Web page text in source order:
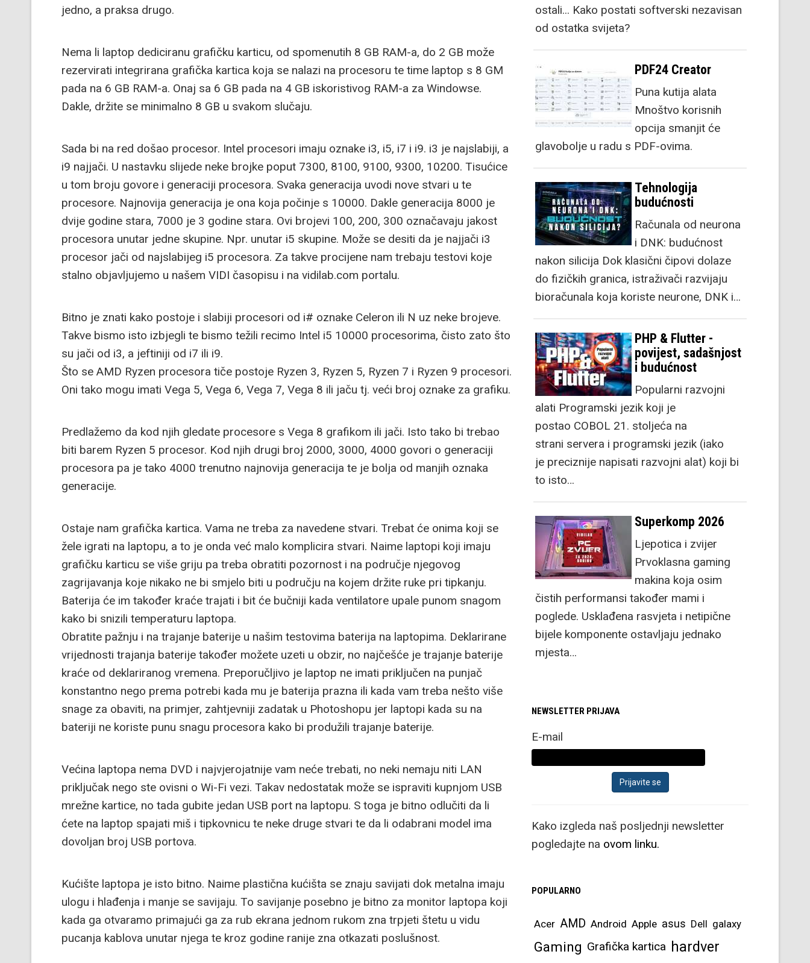
jedno, a praksa drugo.
Nema li laptop dediciranu grafičku karticu, od spomenutih 8 GB RAM-a, do 2 GB može
rezervirati integrirana grafička kartica koja se nalazi na procesoru te time laptop s 8 GM
pada na 6 GB RAM-a. Onaj sa 6 GB pada na 4 GB iskoristivog RAM-a za Windowse.
Dakle, držite se minimalno 8 GB u svakom slučaju.
Sada bi na red došao procesor. Intel procesori imaju oznake i3, i5, i7 i i9. i3 je najslabiji, a
i9 najjači. U nastavku slijede neke brojke poput 7300, 8100, 9100, 9300, 10200. Tisućice
u tom broju govore i generaciji procesora. Svaka generacija uvodi nove stvari u te
procesore. Najnovija generacija je ona koja počinje s 10000. Dakle generacija 8000 je
dvije godine stara, 7000 je 3 godine stara. Ovi brojevi 100, 200, 300 označavaju jakost
procesora unutar jedne skupine. Npr. unutar i5 skupine. Može se desiti da je najjači i3
procesor jači od najslabijeg i5 procesora. Za takve procijene nam trebaju testovi koje
stalno objavljujemo u našem VIDI časopisu i na vidilab.com portalu.
Bitno je znati kako postoje i slabiji procesori od i# oznake Celeron ili N uz neke brojeve.
Takve bismo isto izbjegli te bismo težili recimo Intel i5 10000 procesorima, čisto zato što
su jači od i3, a jeftiniji od i7 ili i9.
Što se AMD Ryzen procesora tiče postoje Ryzen 3, Ryzen 5, Ryzen 7 i Ryzen 9 procesori.
Oni tako mogu imati Vega 5, Vega 6, Vega 7, Vega 8 ili jaču tj. veći broj oznake za grafiku.
Predlažemo da kod njih gledate procesore s Vega 8 grafikom ili jači. Isto tako bi trebao
biti barem Ryzen 5 procesor. Kod njih drugi broj 2000, 3000, 4000 govori o generaciji
procesora pa je tako 4000 trenutno najnovija generacija te je bolja od manjih oznaka
generacije.
Ostaje nam grafička kartica. Vama ne treba za navedene stvari. Trebat će onima koji se
žele igrati na laptopu, a to je onda već malo komplicira stvari. Naime laptopi koji imaju
grafičku karticu se više griju pa treba obratiti pozornost i na područje njegovog
zagrijavanja koje nikako ne bi smjelo biti u području na kojem držite ruke pri tipkanju.
Baterija će im također kraće trajati i bit će bučniji kada ventilatore upale punom snagom
kako bi snizili temperaturu laptopa.
Obratite pažnju i na trajanje baterije u našim testovima baterija na laptopima. Deklarirane
vrijednosti trajanja baterije također možete uzeti u obzir, no najčešće je trajanje baterije
kraće od deklariranog vremena. Preporučljivo je laptop ne imati priključen na punjač
konstantno nego prema potrebi kada mu je baterija prazna ili kada vam treba nešto više
snage za obaviti, na primjer, zahtjevniji zadatak u Photoshopu jer laptopi kada su na
bateriji ne koriste punu snagu procesora kako bi produžili trajanje baterije.
Većina laptopa nema DVD i najvjerojatnije vam neće trebati, no neki nemaju niti LAN
priključak nego ste ovisni o Wi-Fi vezi. Takav nedostatak može se ispraviti kupnjom USB
mrežne kartice, no tada gubite jedan USB port na laptopu. S toga je bitno odlučiti da li
ćete na laptop spajati miš i tipkovnicu te neke druge stvari te da li odabrani model ima
dovoljan broj USB portova.
Kućište laptopa je isto bitno. Naime plastična kućišta se znaju savijati dok metalna imaju
ulogu i hlađenja i manje se savijaju. To savijanje posebno je bitno za monitor laptopa koji
kada ga otvaramo primajući ga za rub ekrana jednom rukom zna trpjeti štetu u vidu
pucanja kablova unutar njega te kroz godine ranije zna otkazati poslušnost.
ostali... Kako postati softverski nezavisan
od ostatka svijeta?
PDF24 Creator
Puna kutija alata
Mnoštvo korisnih
opcija smanjit će
glavobolje u radu s PDF-ovima.
Tehnologija
budućnosti
Računala od neurona
i DNK: budućnost
nakon silicija Dok klasični čipovi dolaze
do fizičkih granica, istraživači razvijaju
bioračunala koja koriste neurone, DNK i…
PHP & Flutter -
povijest, sadašnjost
i budućnost
Popularni razvojni
alati Programski jezik koji je
postao COBOL 21. stoljeća na
strani servera i programski jezik (iako
je preciznije napisati razvojni alat) koji bi
to isto…
Superkomp 2026
Ljepotica i zvijer
Prvoklasna gaming
makina koja osim
čistih performansi također mami i
poglede. Usklađena rasvjeta i netipične
bijele komponente ostavljaju jednako
mjesta…
NEWSLETTER PRIJAVA
E-mail
Kako izgleda naš posljednji newsletter
pogledajte na ovom linku.
POPULARNO
Acer AMD Android Apple asus Dell galaxy
Gaming Grafička kartica hardver